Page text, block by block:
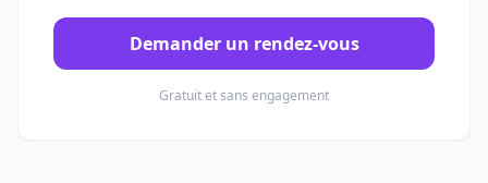
Demander un rendez-vous
Gratuit et sans engagement